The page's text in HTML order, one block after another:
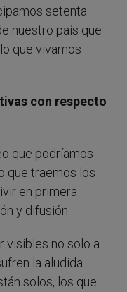
setenta
nuestro país que
que vivamos
con respecto
que podríamos
que traemos los
en primera
y difusión.
visibles no solo a
la aludida
solos, los que